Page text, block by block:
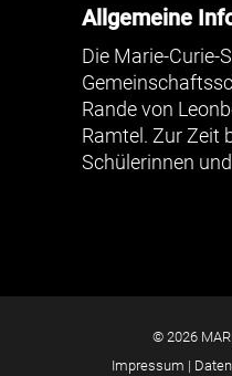
Allgemeine
Die Marie-Curie-
Rande von
Ramtel. Zur Zeit
Schülerinnen
© 2026
Impressum |